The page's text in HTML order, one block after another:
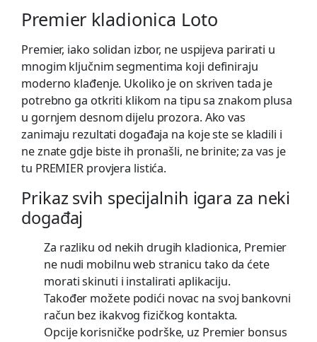
Premier kladionica Loto
Premier, iako solidan izbor, ne uspijeva parirati u
mnogim ključnim segmentima koji definiraju
moderno klađenje. Ukoliko je on skriven tada je
potrebno ga otkriti klikom na tipu sa znakom plusa
u gornjem desnom dijelu prozora. Ako vas
zanimaju rezultati događaja na koje ste se kladili i
ne znate gdje biste ih pronašli, ne brinite; za vas je
tu PREMIER provjera listića.
Prikaz svih specijalnih igara za neki
događaj
Za razliku od nekih drugih kladionica, Premier
ne nudi mobilnu web stranicu tako da ćete
morati skinuti i instalirati aplikaciju.
Također možete podići novac na svoj bankovni
račun bez ikakvog fizičkog kontakta.
Opcije korisničke podrške, uz Premier bonsus